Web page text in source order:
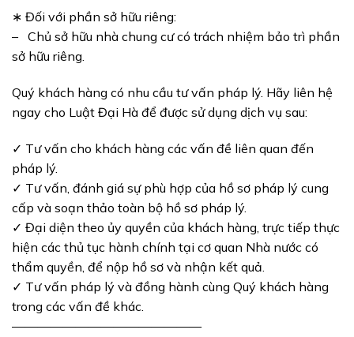
∗ Đối với phần sở hữu riêng:
– Chủ sở hữu nhà chung cư có trách nhiệm bảo trì phần
sở hữu riêng.
Quý khách hàng có nhu cầu tư vấn pháp lý. Hãy liên hệ
ngay cho Luật Đại Hà để được sử dụng dịch vụ sau:
✓ Tư vấn cho khách hàng các vấn đề liên quan đến
pháp lý.
✓ Tư vấn, đánh giá sự phù hợp của hồ sơ pháp lý cung
cấp và soạn thảo toàn bộ hồ sơ pháp lý.
✓ Đại diện theo ủy quyền của khách hàng, trực tiếp thực
hiện các thủ tục hành chính tại cơ quan Nhà nước có
thẩm quyền, để nộp hồ sơ và nhận kết quả.
✓ Tư vấn pháp lý và đồng hành cùng Quý khách hàng
trong các vấn đề khác.
———————————————